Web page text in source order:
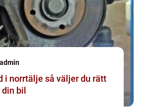
admin
så väljer du rätt
bil